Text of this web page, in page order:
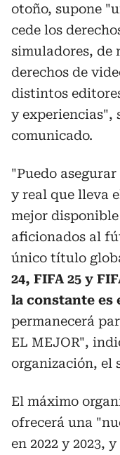
otoño, supone
cede los
simuladores, de
derechos de
distintos
y experiencias",
comunicado.
"Puedo
y real que lleva
mejor
aficionados al
único título
24, FIFA 25 y
la constante es
permanecerá
EL MEJOR",
organización, el
El máximo
ofrecerá una
en 2022 y 2023,